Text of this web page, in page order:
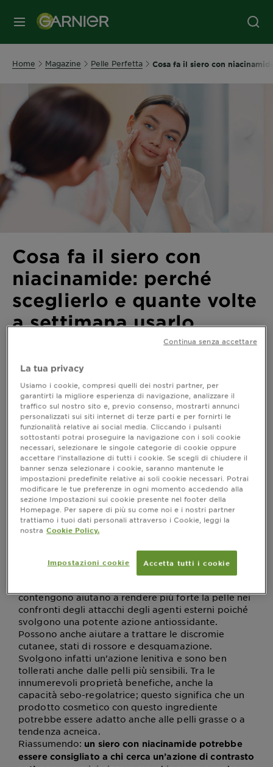
MENU
Home Magazine Pelle Perfetta Cosa fa il siero con
Cosa fa il siero con
niacinamide: perché
sceglierlo e quante volte
a settimana usarlo
Cerchi un prodotto che ti aiuti a trattare i primi segni
del tempo, che minimizzi macchie e irregolarità o
anche imperfezioni della pelle come punti neri e pori
dilatati? Scopri di seguito tutte le proprietà di un siero
con niacinamide come e quando utilizzarlo.
Siero con niacinamide: a chi
consigliarlo?
La mia pelle ha bisogno di unsiero con
niacinamide? Per rispondere alla domanda devi
prima conoscere tutti i benefici di questo attivo
cosmetico e come agisce in un siero che lo
La niacinamide (o vitamina B3) è un ingrediente
contengono aiutano a rendere più forte la pelle nei
confronti degli attacchi degli agenti esterni poiché
svolgono una potente azione antiossidante.
Possono anche aiutare a trattare le discromie
cutanee, stati di rossore e desquamazione.
Svolgono infatti un’azione lenitiva e sono ben
tollerati anche dalle pelli più sensibili. Tra le
innumerevoli proprietà benefiche, anche la
capacità sebo-regolatrice; questo significa che un
prodotto cosmetico con questo ingrediente
potrebbe essere adatto anche alle pelli grasse o a
tendenza acneica.
Riassumendo: un siero con niacinamide potrebbe
essere consigliato a chi cerca un’azione di contrasto
La tua privacy
Usiamo i cookie, compresi quelli dei nostri partner, per
garantirti la migliore esperienza di navigazione, analizzare il
traffico sul nostro sito e, previo consenso, mostrarti annunci
personalizzati sui siti internet di terze parti e per fornirti le
funzionalità relative ai social media. Cliccando i pulsanti
sottostanti potrai proseguire la navigazione con i soli cookie
necessari, selezionare le singole categorie di cookie oppure
accettare l’installazione di tutti i cookie. Se scegli di chiudere il
banner senza selezionare i cookie, saranno mantenute le
impostazioni predefinite relative ai soli cookie necessari. Potrai
modificare le tue preferenze in ogni momento accedendo alla
sezione Impostazioni sui cookie presente nel footer della
Homepage. Per sapere di più su come noi e i nostri partner
trattiamo i tuoi dati personali attraverso i Cookie, leggi la
nostra Cookie Policy.
Impostazioni cookie Accetta tutti i cookie
Continua senza accettare